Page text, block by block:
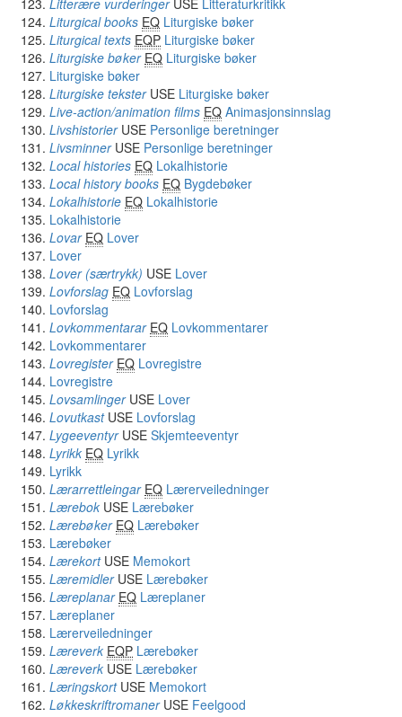
Litterære vurderingerUSE Litteraturkritikk
Liturgical books EQ Liturgiske bøker
Liturgical texts EQP Liturgiske bøker
Liturgiske bøker EQ Liturgiske bøker
Liturgiske bøker
Liturgiske teksterUSE Liturgiske bøker
Live-action/animation films EQ Animasjonsinnslag
LivshistorierUSE Personlige beretninger
LivsminnerUSE Personlige beretninger
Local histories EQ Lokalhistorie
Local history books EQ Bygdebøker
Lokalhistorie EQ Lokalhistorie
Lokalhistorie
Lovar EQ Lover
Lover
Lover (særtrykk) USE Lover
Lovforslag EQ Lovforslag
Lovforslag
Lovkommentarar EQ Lovkommentarer
Lovkommentarer
Lovregister EQ Lovregistre
Lovregistre
LovsamlingerUSE Lover
LovutkastUSE Lovforslag
LygeeventyrUSE Skjemteeventyr
Lyrikk EQ Lyrikk
Lyrikk
Lærarrettleingar EQ Lærerveiledninger
Lærebok USE Lærebøker
Lærebøker EQ Lærebøker
Lærebøker
LærekortUSE Memokort
LæremidlerUSE Lærebøker
Læreplanar EQ Læreplaner
Læreplaner
Lærerveiledninger
Læreverk EQP Lærebøker
Læreverk USE Lærebøker
LæringskortUSE Memokort
LøkkeskriftromanerUSE Feelgood